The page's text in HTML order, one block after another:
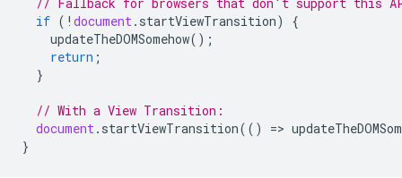
// Fallback for browsers that don't support this
if ( ! document. startViewTransition)
{
updateTheDOMSomehow();
return ;
}
// With a View Transition:
document. startViewTransition(() =>
}